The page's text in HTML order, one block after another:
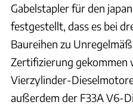
Gabelstapler für den
festgestellt, dass es bei
Baureihen zu
Zertifizierung gekommen
Vierzylinder-
außerdem der F33A V6-